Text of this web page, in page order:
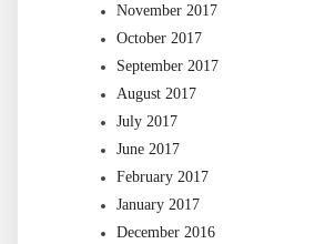
November 2017
October 2017
September 2017
August 2017
July 2017
June 2017
February 2017
January 2017
December 2016